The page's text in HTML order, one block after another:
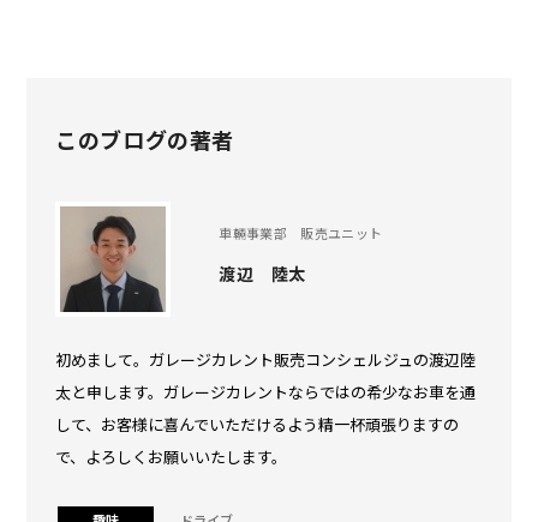
このブログの著者
車輛事業部 販売ユニット
渡辺 陸太
初めまして。ガレージカレント販売コンシェルジュの渡辺陸
太と申します。ガレージカレントならではの希少なお車を通
して、お客様に喜んでいただけるよう精一杯頑張りますの
で、よろしくお願いいたします。